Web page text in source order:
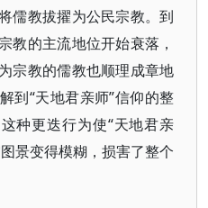
儒教拔擢为公民宗教。到
教的主流地位开始衰落，
宗教的儒教也顺理成章地
到“天地君亲师”信仰的整
种更迭行为使“天地君亲
景变得模糊，损害了整个